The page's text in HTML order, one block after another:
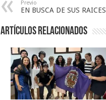
Previo
EN BUSCA DE SUS RAICES
Artículos relacionados